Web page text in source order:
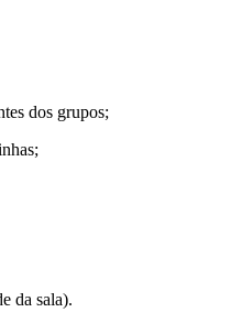
dos grupos;
da sala).